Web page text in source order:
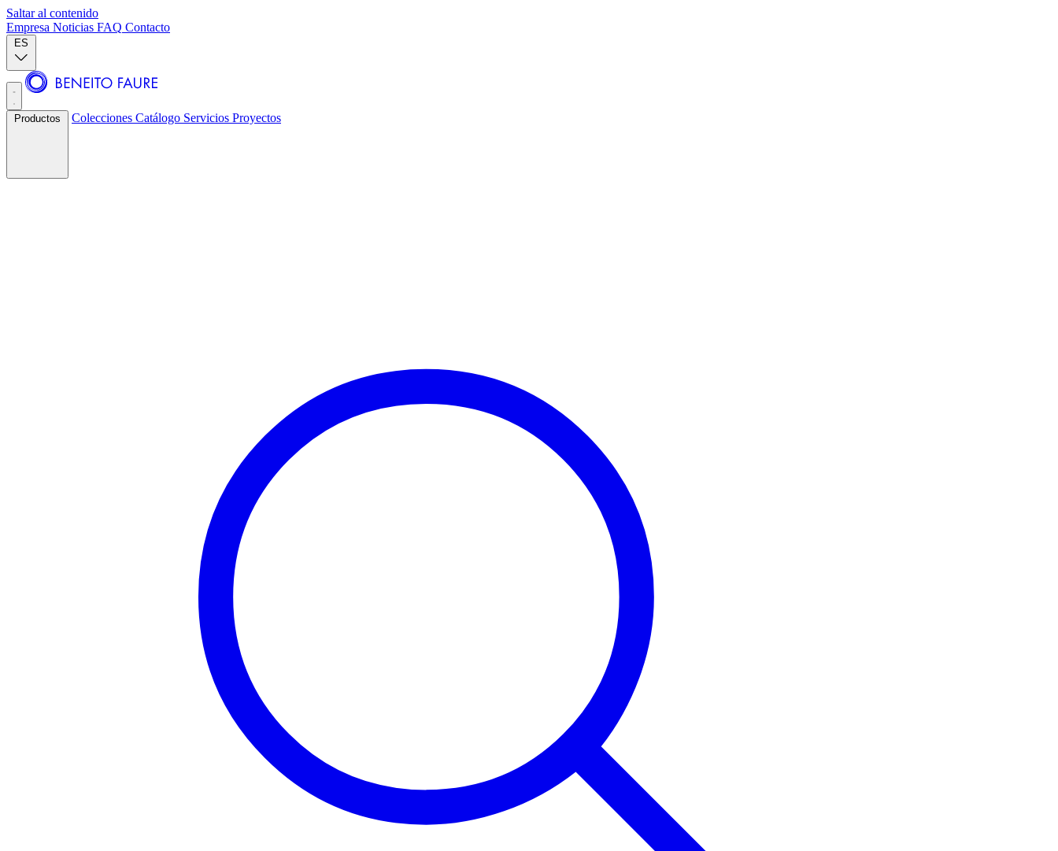
Saltar al contenido
Empresa Noticias FAQ Contacto
ES
Productos Colecciones Catálogo Servicios Proyectos